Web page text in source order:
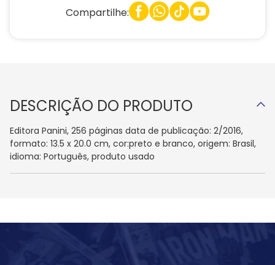
Compartilhe:
DESCRIÇÃO DO PRODUTO
Editora Panini, 256 páginas data de publicação: 2/2016,
formato: 13.5 x 20.0 cm, cor:preto e branco, origem: Brasil,
idioma: Português, produto usado